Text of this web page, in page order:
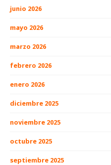
junio 2026
mayo 2026
marzo 2026
febrero 2026
enero 2026
diciembre 2025
noviembre 2025
octubre 2025
septiembre 2025